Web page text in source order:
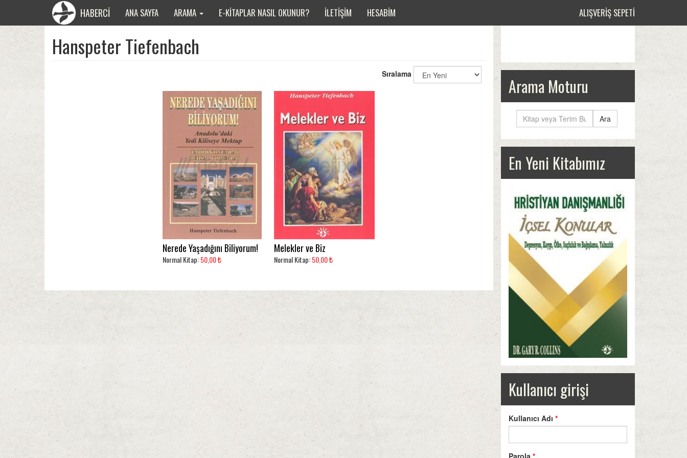
HABERCİ ANA SAYFA ARAMA E-KITAPLAR NASIL OKUNUR? İLETIŞIM HESABIM ALIŞVERIŞ SEPETI
Arama Moturu
Ara
En Yeni Kitabımız
Kullanıcı girişi
Kullanıcı Adı *
Hanspeter Tiefenbach
Sıralama
Nerede Yaşadığını Biliyorum!
Normal Kitap:50,00 ₺
Melekler ve Biz
Normal Kitap:50,00 ₺